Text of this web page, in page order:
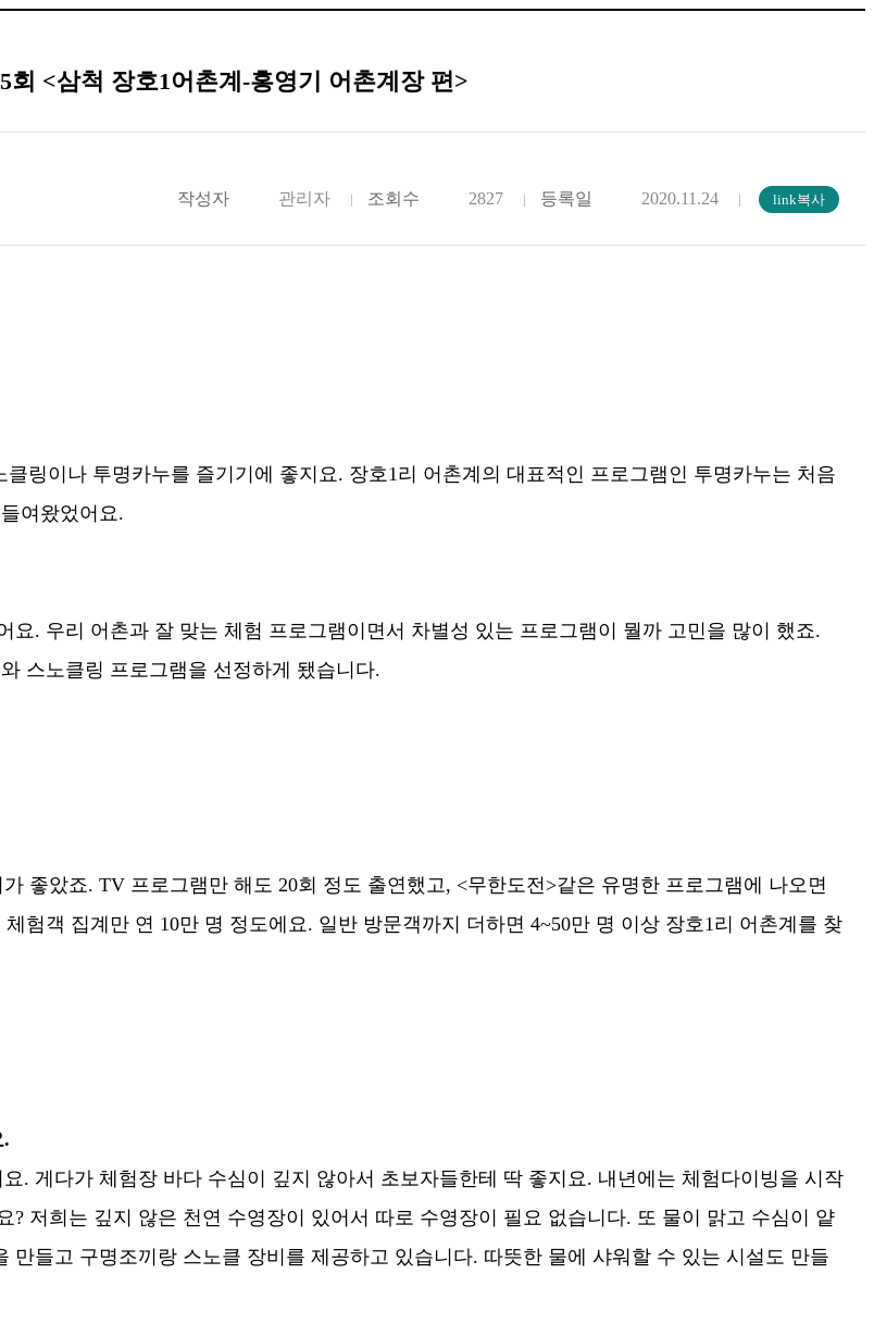
회 <삼척 장호1어촌계-홍영기 어촌계장 편>
작성자 관리자 조회수 2827 등록일 2020.11.24
링이나 투명카누를 즐기기에 좋지요. 장호1리 어촌계의 대표적인 프로그램인 투명카누는 처음
여왔었어요.
요. 우리 어촌과 잘 맞는 체험 프로그램이면서 차별성 있는 프로그램이 뭘까 고민을 많이 했죠.
스노클링 프로그램을 선정하게 됐습니다.
좋았죠. TV 프로그램만 해도 20회 정도 출연했고, <무한도전>같은 유명한 프로그램에 나오면
험객 집계만 연 10만 명 정도에요. 일반 방문객까지 더하면 4~50만 명 이상 장호1리 어촌계를 찾
. 게다가 체험장 바다 수심이 깊지 않아서 초보자들한테 딱 좋지요. 내년에는 체험다이빙을 시작
저희는 깊지 않은 천연 수영장이 있어서 따로 수영장이 필요 없습니다. 또 물이 맑고 수심이 얕
들고 구명조끼랑 스노클 장비를 제공하고 있습니다. 따뜻한 물에 샤워할 수 있는 시설도 만들